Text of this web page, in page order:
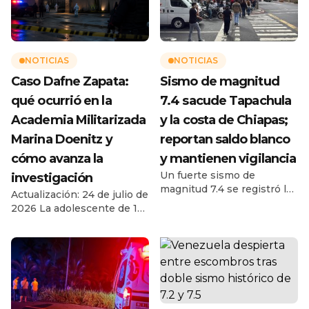
NOTICIAS
Caso Dafne Zapata:
qué ocurrió en la
Academia Militarizada
Marina Doenitz y
cómo avanza la
investigación
Actualización: 24 de julio de
2026 La adolescente de 13
permanecer cuatro días en
un campamento de verano
en Ciudad Madero,
Tamaulipas. La Fiscalía
investiga el caso como
feminicidio y una joven de
NOTICIAS
Sismo de magnitud
7.4 sacude Tapachula
y la costa de Chiapas;
reportan saldo blanco
y mantienen vigilancia
Un fuerte sismo de
magnitud 7.4 se registró la
provocando alarma y
evacuaciones preventivas
en Tapachula y diferentes
municipios de la región del
Soconusco. De acuerdo con